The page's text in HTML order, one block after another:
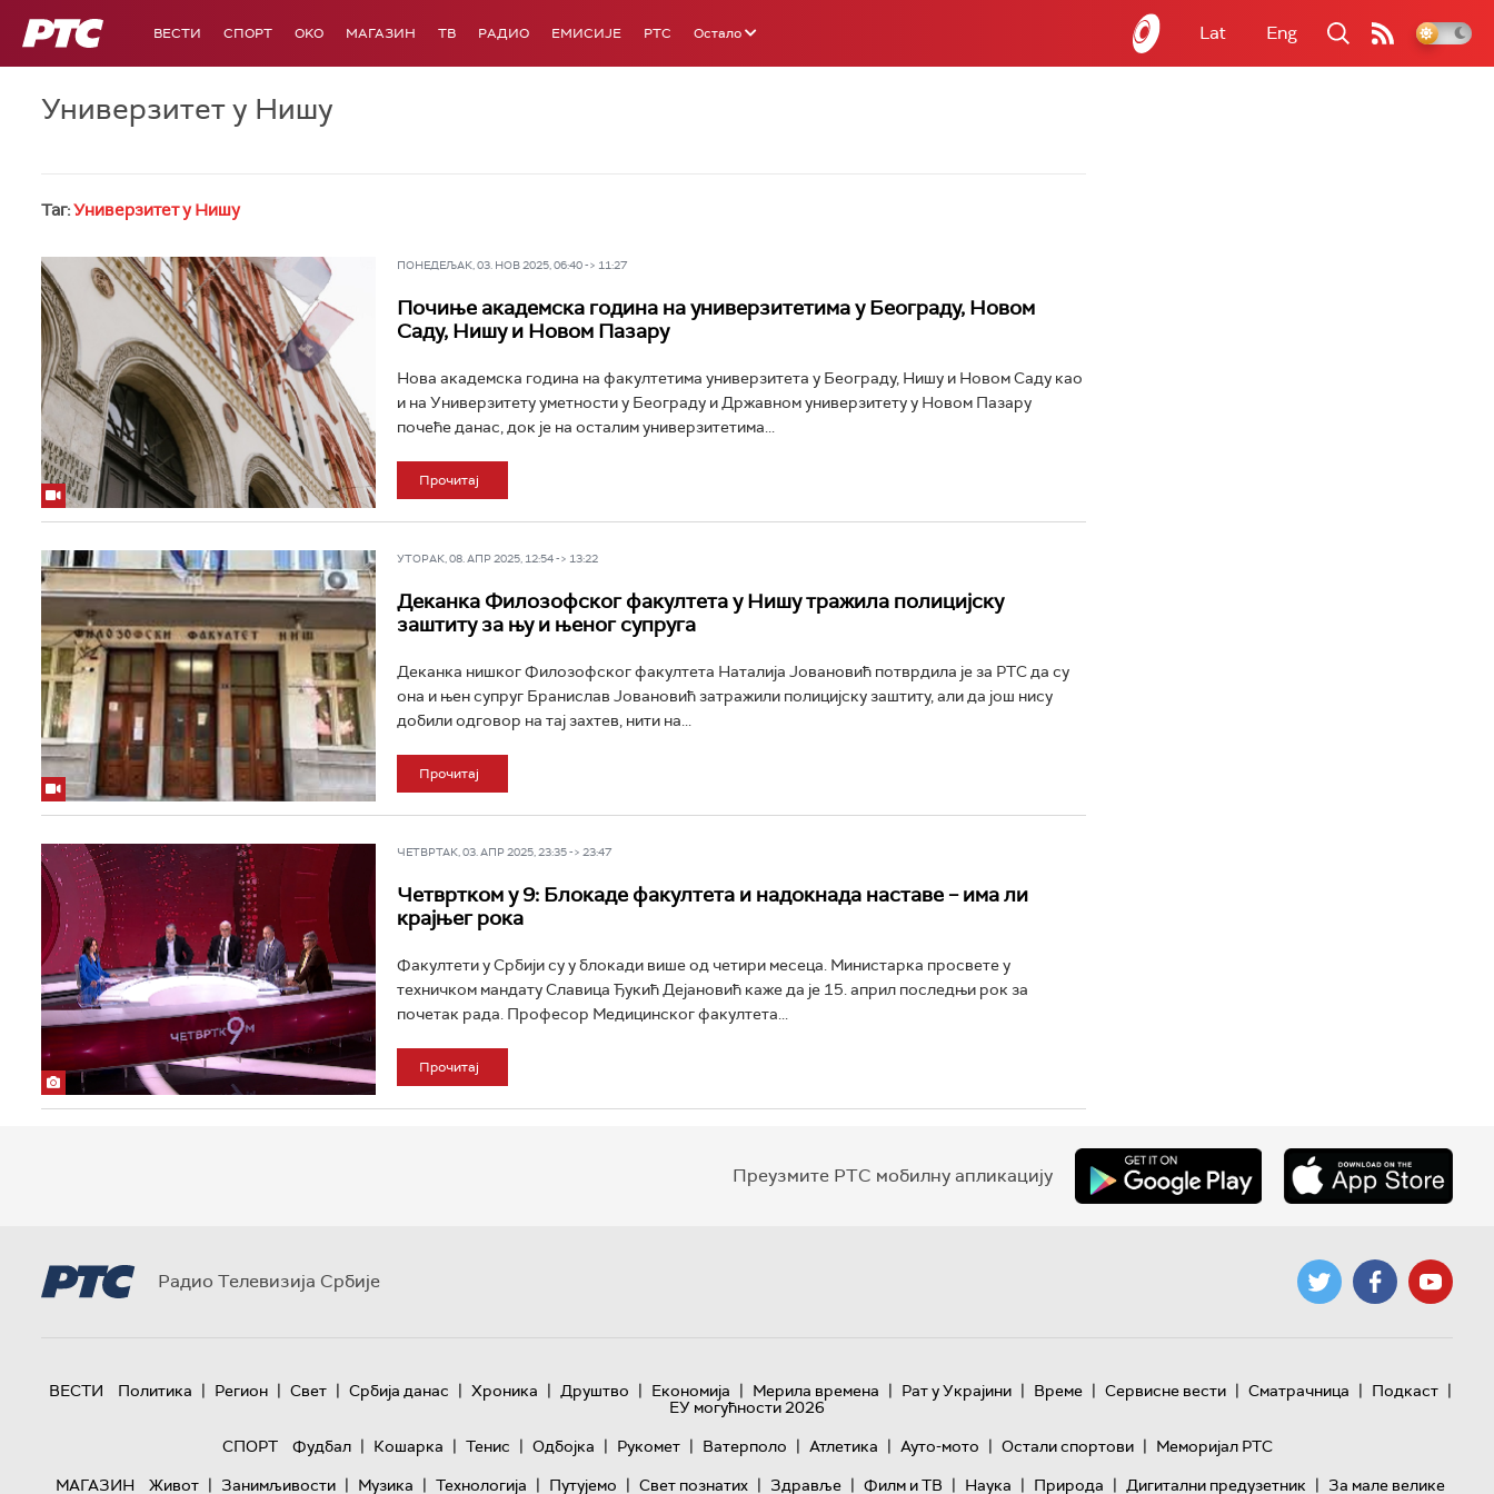
РТС ВЕСТИ СПОРТ OKO МАГАЗИН ТВ РАДИО ЕМИСИЈЕ РТС Остало Lat Eng
Универзитет у Нишу
Таг:Универзитет у Нишу
ПОНЕДЕЉАК, 03. НОВ 2025, 06:40 -> 11:27
Почиње академска година на универзитетима у Београду, Новом
Саду, Нишу и Новом Пазару
Нова академска година на факултетима универзитета у Београду, Нишу и Новом Саду као
и на Универзитету уметности у Београду и Државном универзитету у Новом Пазару
почеће данас, док је на осталим универзитетима...
Прочитај
УТОРАК, 08. АПР 2025, 12:54 -> 13:22
Деканка Филозофског факултета у Нишу тражила полицијску
заштиту за њу и њеног супруга
Деканка нишког Филозофског факултета Наталија Јовановић потврдила је за РТС да су
она и њен супруг Бранислав Јовановић затражили полицијску заштиту, али да још нису
добили одговор на тај захтев, нити на...
Прочитај
ЧЕТВРТАК, 03. АПР 2025, 23:35 -> 23:47
Четвртком у 9: Блокаде факултета и надокнада наставе – има ли
крајњег рока
Факултети у Србији су у блокади више од четири месеца. Министарка просвете у
техничком мандату Славица Ђукић Дејановић каже да је 15. април последњи рок за
почетак рада. Професор Медицинског факултета...
Прочитај
Преузмите РТС мобилну апликацију
Радио Телевизија Србије
ВЕСТИ Политика | Регион | Свет | Србија данас | Хроника | Друштво | Економија | Мерила времена | Рат у Украјини | Време | Сервисне вести | Сматрачница | Подкаст |
ЕУ могућности 2026
СПОРТ
Фудбал | Кошарка | Тенис | Одбојка | Рукомет | Ватерполо | Атлетика | Ауто-мото | Остали спортови | Меморијал РТС
МАГАЗИН
Живот | Занимљивости | Музика | Технологијa | Путујемо | Свет познатих | Здравље | Филм и ТВ | Наука | Природа | Дигитални предузетник | За мале велике